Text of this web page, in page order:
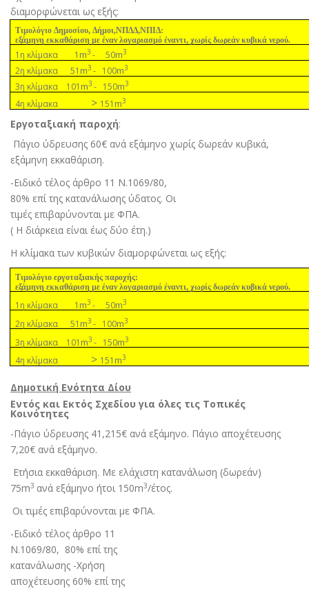
διαµορφώνεται ως εξής:
Τιµολόγιο ∆ηµοσίου, ∆ήµοι,ΝΠ∆∆,ΝΠΙ∆:
εξάµηνη εκκαθάριση µε έναν λογαριασµό έναντι, χωρίς δωρεάν κυβικά νερού.
1η κλίµακα 1 m3 - 50m3
2η κλίµακα 51 m3 - 100m3
3η κλίµακα 101 m3 - 150m3
4η κλίµακα > 151 m3
Εργοταξιακή παροχή:
Πάγιο ύδρευσης 60€ ανά εξάµηνο χωρίς δωρεάν κυβικά,
εξάµηνη εκκαθάριση.
-Ειδικό τέλος άρθρο 11 Ν.1069/80,
80% επί της κατανάλωσης ύδατος. Οι
τιµές επιβαρύνονται µε ΦΠΑ.
( Η διάρκεια είναι έως δύο έτη.)
Η κλίµακα των κυβικών διαµορφώνεται ως εξής:
Τιµολόγιο εργοταξιακής παροχής:
εξάµηνη εκκαθάριση µε έναν λογαριασµό έναντι, χωρίς δωρεάν κυβικά νερού.
1η κλίµακα 1 m3 - 50m3
2η κλίµακα 51 m3 - 100m3
3η κλίµακα 101 m3 - 150m3
4η κλίµακα > 151 m3
Δημοτική Ενότητα Δίου
Εντός και Εκτός Σχεδίου για όλες τις Τοπικές
Κοινότητες
-Πάγιο ύδρευσης 41,215€ ανά εξάµηνο. Πάγιο αποχέτευσης
7,20€ ανά εξάµηνο.
Ετήσια εκκαθάριση. Με ελάχιστη κατανάλωση (δωρεάν)
75m3 ανά εξάµηνο ήτοι 150m3/έτος.
Οι τιµές επιβαρύνονται µε ΦΠΑ.
-Ειδικό τέλος άρθρο 11
Ν.1069/80, 80% επί της
κατανάλωσης -Χρήση
αποχέτευσης 60% επί της